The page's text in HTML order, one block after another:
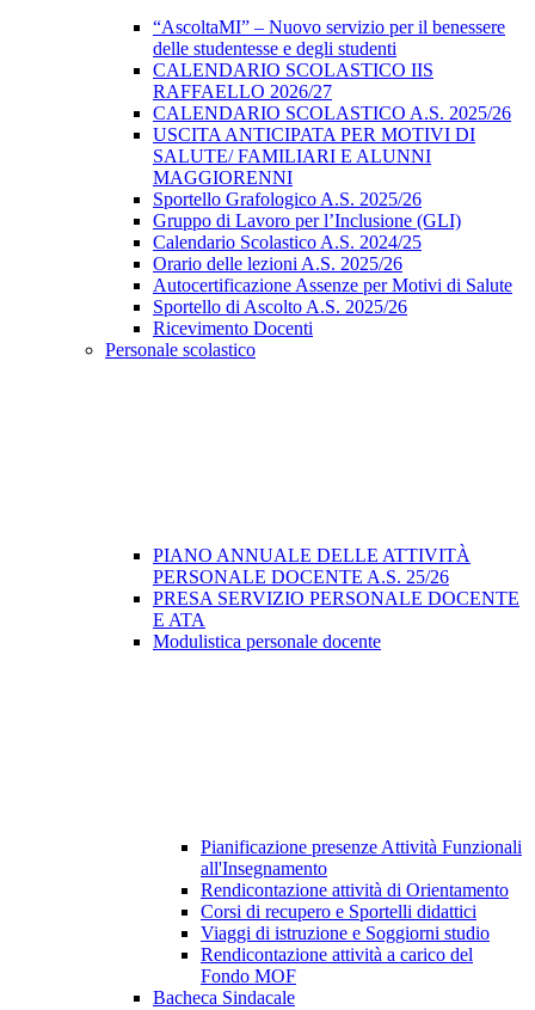
“AscoltaMI” – Nuovo servizio per il benessere
delle studentesse e degli studenti
CALENDARIO SCOLASTICO IIS
RAFFAELLO 2026/27
CALENDARIO SCOLASTICO A.S. 2025/26
USCITA ANTICIPATA PER MOTIVI DI
SALUTE/ FAMILIARI E ALUNNI
MAGGIORENNI
Sportello Grafologico A.S. 2025/26
Gruppo di Lavoro per l’Inclusione (GLI)
Calendario Scolastico A.S. 2024/25
Orario delle lezioni A.S. 2025/26
Autocertificazione Assenze per Motivi di Salute
Sportello di Ascolto A.S. 2025/26
Ricevimento Docenti
Personale scolastico
PIANO ANNUALE DELLE ATTIVITÀ
PERSONALE DOCENTE A.S. 25/26
PRESA SERVIZIO PERSONALE DOCENTE
E ATA
Modulistica personale docente
Pianificazione presenze Attività Funzionali
all'Insegnamento
Rendicontazione attività di Orientamento
Corsi di recupero e Sportelli didattici
Viaggi di istruzione e Soggiorni studio
Rendicontazione attività a carico del
Fondo MOF
Bacheca Sindacale